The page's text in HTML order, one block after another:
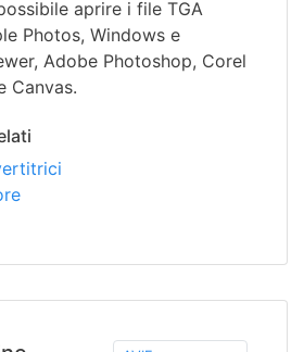
aprire i file TGA
Photos, Windows e
Adobe Photoshop, Corel
Canvas.